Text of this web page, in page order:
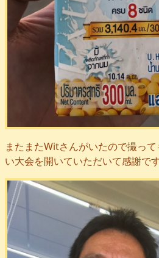
またまたWitさんがいたので撮っ
い大会を開いていただいて感謝です